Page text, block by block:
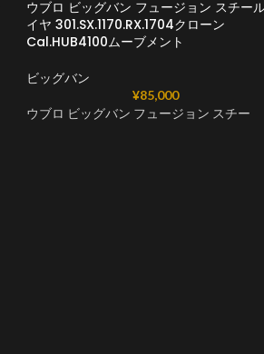
ウブロ ビッグバン フュージョン スチー
イヤ 301.SX.1170.RX.1704クローン
Cal.HUB4100ムーブメント
ビッグバン
¥85,000
ウブロ ビッグバン フュージョン スチー